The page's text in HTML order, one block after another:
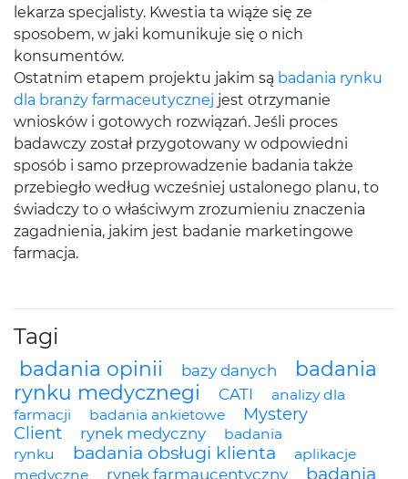
lekarza specjalisty. Kwestia ta wiąże się ze
sposobem, w jaki komunikuje się o nich
konsumentów.
Ostatnim etapem projektu jakim są badania rynku
dla branży farmaceutycznej jest otrzymanie
wniosków i gotowych rozwiązań. Jeśli proces
badawczy został przygotowany w odpowiedni
sposób i samo przeprowadzenie badania także
przebiegło według wcześniej ustalonego planu, to
świadczy to o właściwym zrozumieniu znaczenia
zagadnienia, jakim jest badanie marketingowe
farmacja.
Tagi
badania opinii bazy danych
badania
rynku medycznegi
CATI
analizy dla
farmacji
badania ankietowe
Mystery
Client
rynek medyczny
badania
rynku
badania obsługi klienta
aplikacje
medyczne
rynek farmaucentyczny
badania